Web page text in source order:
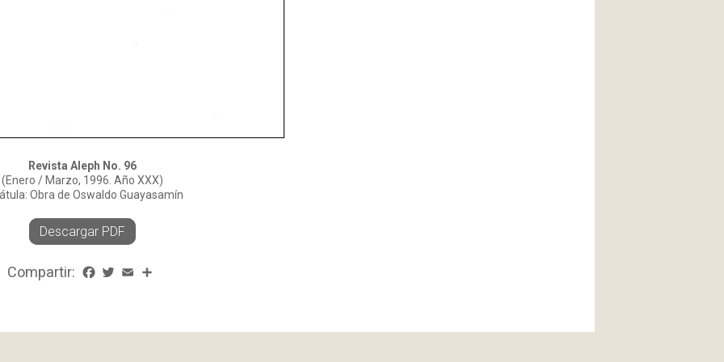
Revista Aleph No. 96
(Enero / Marzo, 1996. Año XXX)
Obra de Oswaldo Guayasamín
Descargar PDF
Compartir: Facebook
Twitter
Email